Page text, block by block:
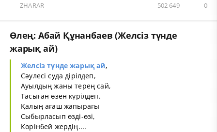
ZHARAR 0
502 649
Өлең: Абай Құнанбаев (Желсіз түнде
жарық ай)
Желсіз түнде жарық ай,
Сәулесі суда дірілдеп,
Ауылдың жаны терең сай,
Тасыған өзен күрілдеп.
Қалың ағаш жапырағы
Сыбырласып өзді-өзі,
Көрінбей жердің....